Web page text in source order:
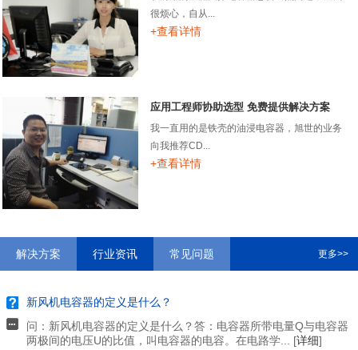
很烦心，自从...
+查看详情
应用工程师协助选型 免费提供解决方案
我一直用的是铁壳的油浸电容器，旭世的业务
向我推荐CD...
+查看详情
解决方案 行业资讯 常见问题 更多>>
新风机电容器的定义是什么？
问：新风机电容器的定义是什么？答：电容器所带电量Q与电容器
两极间的电压U的比值，叫电容器的电容。在电路学... [详细]